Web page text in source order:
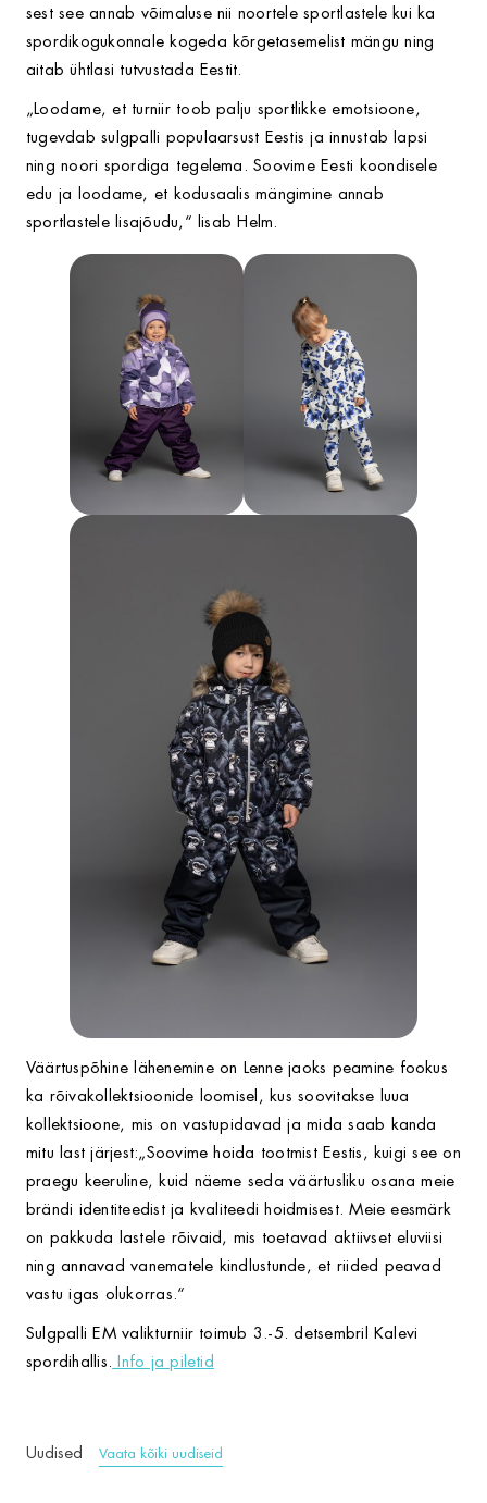
sest see annab võimaluse nii noortele sportlastele kui ka
spordikogukonnale kogeda kõrgetasemelist mängu ning
aitab ühtlasi tutvustada Eestit.
„Loodame, et turniir toob palju sportlikke emotsioone,
tugevdab sulgpalli populaarsust Eestis ja innustab lapsi
ning noori spordiga tegelema. Soovime Eesti koondisele
edu ja loodame, et kodusaalis mängimine annab
sportlastele lisajõudu,“ lisab Helm.
Väärtuspõhine lähenemine on Lenne jaoks peamine fookus
ka rõivakollektsioonide loomisel, kus soovitakse luua
kollektsioone, mis on vastupidavad ja mida saab kanda
mitu last järjest:„Soovime hoida tootmist Eestis, kuigi see on
praegu keeruline, kuid näeme seda väärtusliku osana meie
brändi identiteedist ja kvaliteedi hoidmisest. Meie eesmärk
on pakkuda lastele rõivaid, mis toetavad aktiivset eluviisi
ning annavad vanematele kindlustunde, et riided peavad
vastu igas olukorras.“
Sulgpalli EM valikturniir toimub 3.-5. detsembril Kalevi
spordihallis.
Info ja piletid
Uudised Vaata kõiki uudiseid